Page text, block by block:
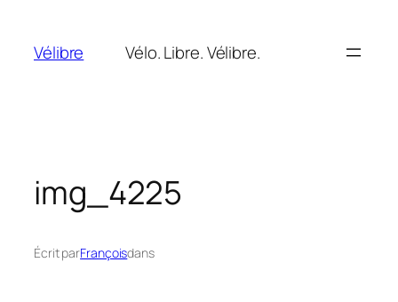
contenu
Vélibre Vélo. Libre. Vélibre.
img_4225
Écrit parFrançoisdans